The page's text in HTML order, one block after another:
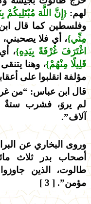
لهم: {إِنَّ اللَّهَ مُبْتَلِيكُمْ
وفلسطين كما قال
مِنِّي}، أي فلا يصحبني،
اغْتَرَفَ غُرْفَةً بِيَدِهِ}،
قَلِيلًا مِنْهُمْ}، وهنا
مؤلفة انقلبوا على
قال ابن عباس: “من
لم يروَ، فشرب ستةٌ
آلاف”.
وروى البخاري عن
أصحاب بدر ثلاث
طالوت، الذين
مؤمن”. [ 3 ]